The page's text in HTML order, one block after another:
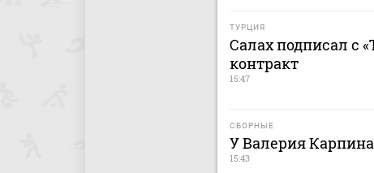
ТУРЦИЯ
Салах подписал с
контракт
15:47
СБОРНЫЕ
У Валерия
15:43